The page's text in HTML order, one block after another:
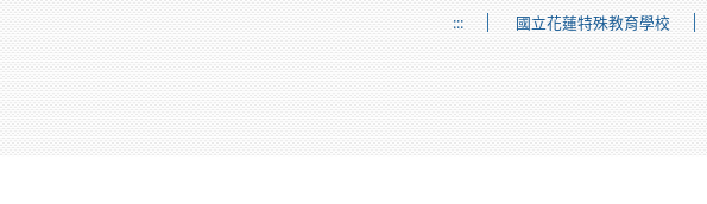
::: 國立花蓮特殊教育學校